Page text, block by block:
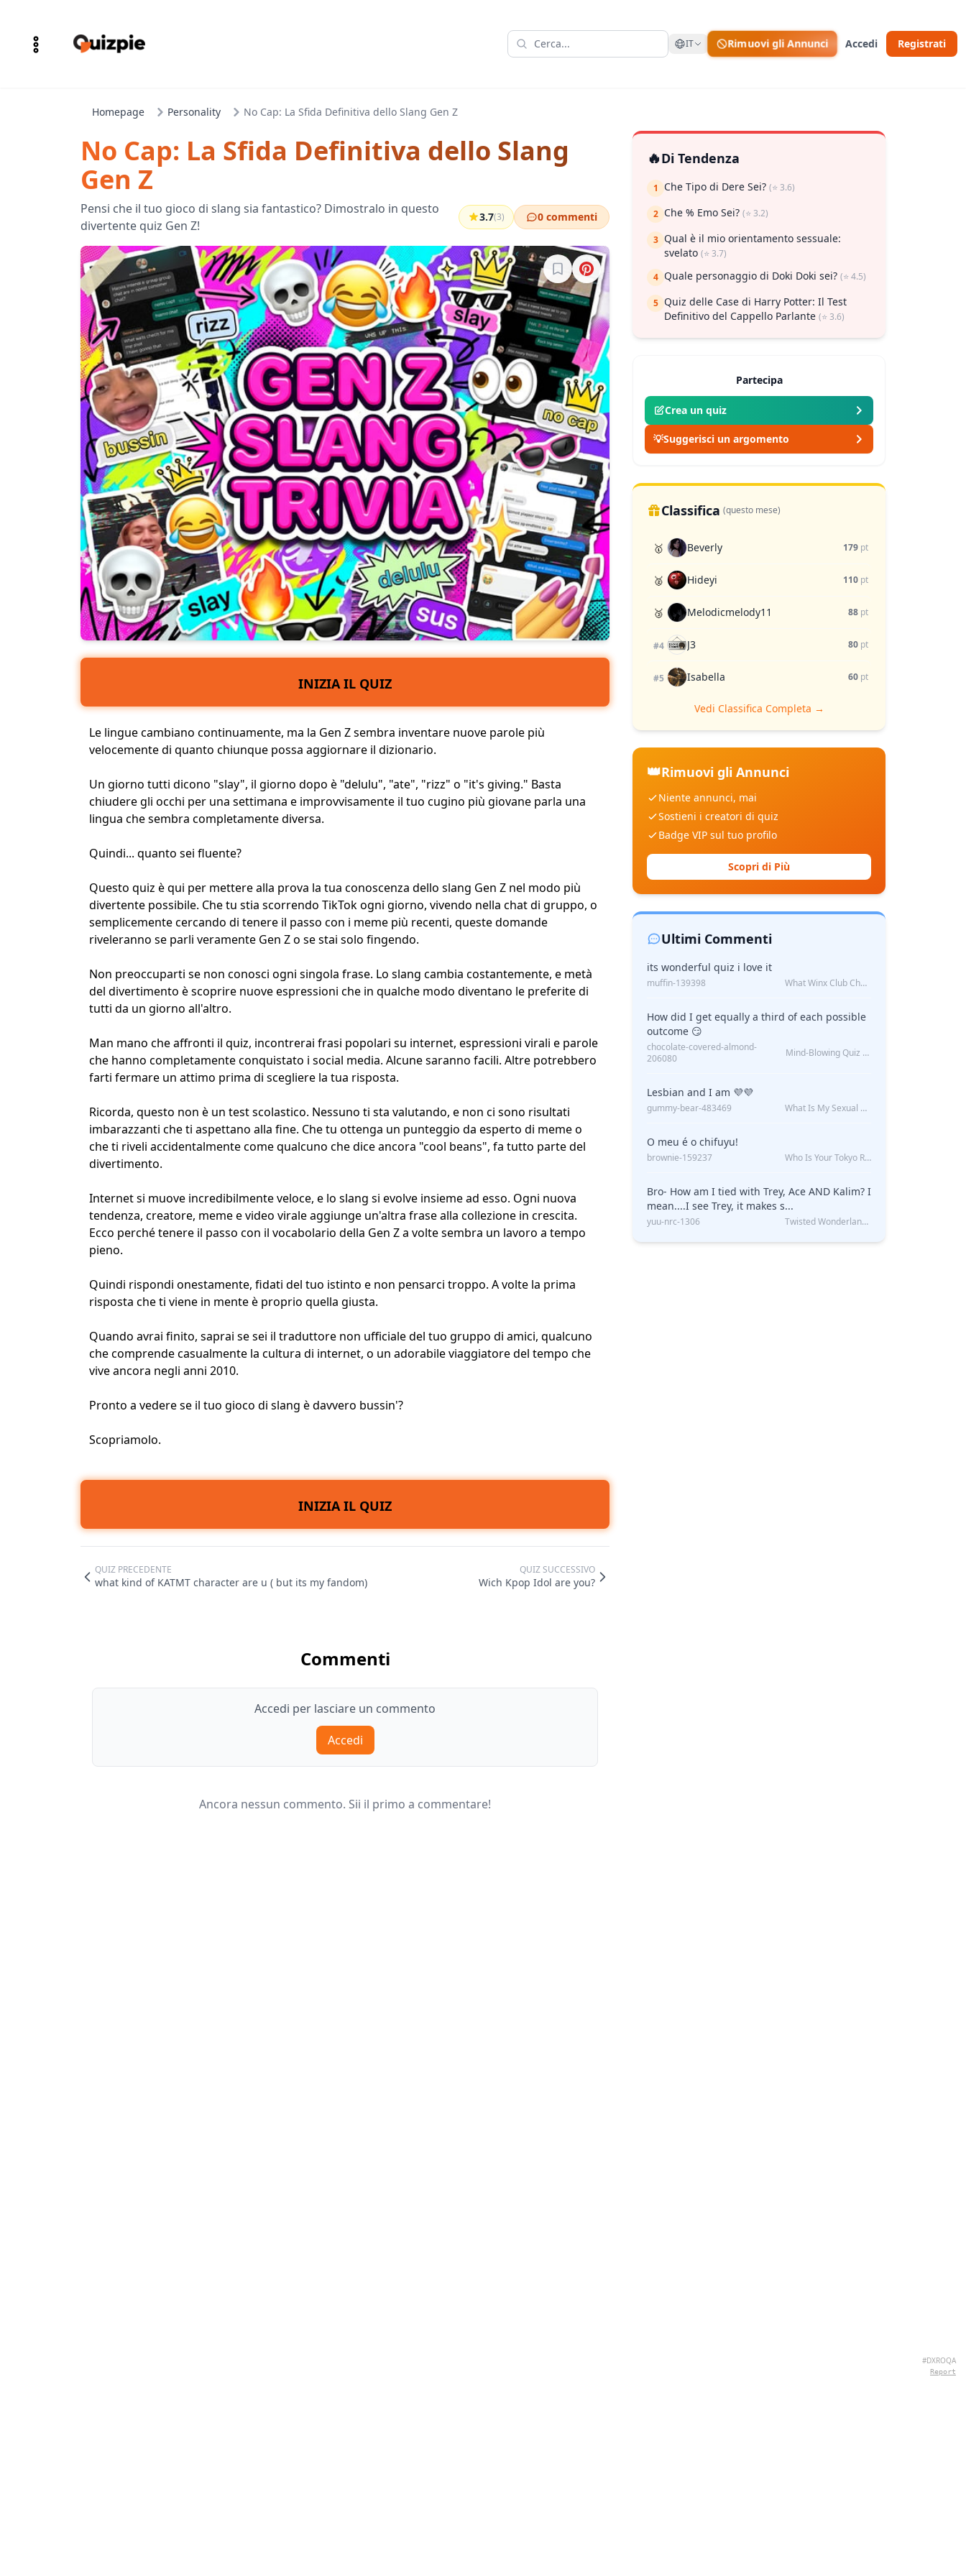
IT Rimuovi gli Annunci Accedi Registrati
Homepage Personality No Cap: La Sfida Definitiva dello Slang Gen Z
No Cap: La Sfida Definitiva dello Slang
Gen Z
Pensi che il tuo gioco di slang sia fantastico? Dimostralo in questo
divertente quiz Gen Z!
3.7(3) 0 commenti
Accedi per salvare
INIZIA IL QUIZ
Le lingue cambiano continuamente, ma la Gen Z sembra inventare nuove parole più
velocemente di quanto chiunque possa aggiornare il dizionario.
Un giorno tutti dicono "slay", il giorno dopo è "delulu", "ate", "rizz" o "it's giving." Basta
chiudere gli occhi per una settimana e improvvisamente il tuo cugino più giovane parla una
lingua che sembra completamente diversa.
Quindi... quanto sei fluente?
Questo quiz è qui per mettere alla prova la tua conoscenza dello slang Gen Z nel modo più
divertente possibile. Che tu stia scorrendo TikTok ogni giorno, vivendo nella chat di gruppo, o
semplicemente cercando di tenere il passo con i meme più recenti, queste domande
riveleranno se parli veramente Gen Z o se stai solo fingendo.
Non preoccuparti se non conosci ogni singola frase. Lo slang cambia costantemente, e metà
del divertimento è scoprire nuove espressioni che in qualche modo diventano le preferite di
tutti da un giorno all'altro.
Man mano che affronti il quiz, incontrerai frasi popolari su internet, espressioni virali e parole
che hanno completamente conquistato i social media. Alcune saranno facili. Altre potrebbero
farti fermare un attimo prima di scegliere la tua risposta.
Ricorda, questo non è un test scolastico. Nessuno ti sta valutando, e non ci sono risultati
imbarazzanti che ti aspettano alla fine. Che tu ottenga un punteggio da esperto di memeo
che ti riveli accidentalmente come qualcuno che dice ancora "cool beans", fa tutto parte del
divertimento.
Internet si muove incredibilmente veloce, e lo slang si evolve insieme ad esso. Ogni nuova
tendenza, creatore, meme e video virale aggiunge un'altra frase alla collezione in crescita.
Ecco perché tenere il passo con il vocabolario della Gen Z a volte sembra un lavoro a tempo
pieno.
Quindi rispondi onestamente, fidati del tuo istinto e non pensarci troppo. A volte la prima
risposta che ti viene in mente è proprio quella giusta.
Quando avrai finito, saprai se sei il traduttore non ufficiale del tuo gruppo di amici, qualcuno
che comprende casualmente la cultura di internet, o un adorabile viaggiatore del tempo che
vive ancora negli anni 2010.
Pronto a vedere se il tuo gioco di slang è davvero bussin'?
Scopriamolo.
INIZIA IL QUIZ
QUIZ PRECEDENTE
what kind of KATMT character are u ( but its my fandom)
QUIZ SUCCESSIVO
Wich Kpop Idol are you?
Commenti
Accedi per lasciare un commento
Accedi
Ancora nessun commento. Sii il primo a commentare!
🔥Di Tendenza
1 Che Tipo di Dere Sei? (⭐ 3.6)
2 Che % Emo Sei? (⭐ 3.2)
3 Qual è il mio orientamento sessuale:
svelato (⭐ 3.7)
4 Quale personaggio di Doki Doki sei? (⭐ 4.5)
5 Quiz delle Case di Harry Potter: Il Test
Definitivo del Cappello Parlante (⭐ 3.6)
Partecipa
Crea un quiz
💡Suggerisci un argomento
Classifica (questo mese)
🥇 Beverly 179 pt
🥈 Hideyi 110 pt
🥉 Melodicmelody11 88 pt
#4 J3 80 pt
#5 Isabella 60 pt
Vedi Classifica Completa →
👑Rimuovi gli Annunci
Niente annunci, mai
Sostieni i creatori di quiz
Badge VIP sul tuo profilo
Scopri di Più
Ultimi Commenti
its wonderful quiz i love it
muffin-139398 What Winx Club Character Are You?
How did I get equally a third of each possible
outcome 😏
chocolate-covered-almond-
206080
Mind-Blowing Quiz Reveals: Will I Be Alone Forever?
Lesbian and I am 💜💜
gummy-bear-483469 What Is My Sexual Orientation: Uncovered
O meu é o chifuyu!
brownie-159237 Who Is Your Tokyo Revengers Boyfriend?
Bro- How am I tied with Trey, Ace AND Kalim? I
mean....I see Trey, it makes s...
yuu-nrc-1306 Twisted Wonderland Kin Quiz
#DXROQA
Report